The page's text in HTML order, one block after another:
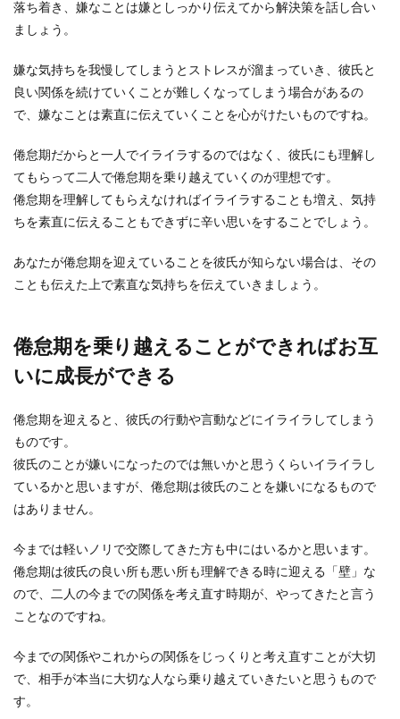
落ち着き、嫌なことは嫌としっかり伝えてから解決策を話し合い
ましょう。
嫌な気持ちを我慢してしまうとストレスが溜まっていき、彼氏と
良い関係を続けていくことが難しくなってしまう場合があるの
で、嫌なことは素直に伝えていくことを心がけたいものですね。
倦怠期だからと一人でイライラするのではなく、彼氏にも理解し
てもらって二人で倦怠期を乗り越えていくのが理想です。
倦怠期を理解してもらえなければイライラすることも増え、気持
ちを素直に伝えることもできずに辛い思いをすることでしょう。
あなたが倦怠期を迎えていることを彼氏が知らない場合は、その
ことも伝えた上で素直な気持ちを伝えていきましょう。
倦怠期を乗り越えることができればお互
いに成長ができる
倦怠期を迎えると、彼氏の行動や言動などにイライラしてしまう
ものです。
彼氏のことが嫌いになったのでは無いかと思うくらいイライラし
ているかと思いますが、倦怠期は彼氏のことを嫌いになるもので
はありません。
今までは軽いノリで交際してきた方も中にはいるかと思います。
倦怠期は彼氏の良い所も悪い所も理解できる時に迎える「壁」な
ので、二人の今までの関係を考え直す時期が、やってきたと言う
ことなのですね。
今までの関係やこれからの関係をじっくりと考え直すことが大切
で、相手が本当に大切な人なら乗り越えていきたいと思うもので
す。